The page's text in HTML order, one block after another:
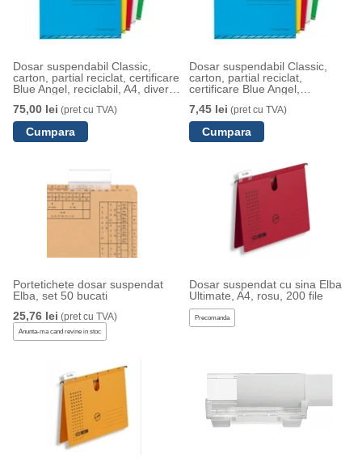
Dosar suspendabil Classic,
carton, partial reciclat, certificare
Blue Angel, reciclabil, A4, diverse
75,00 lei (pret cu TVA)
Dosar suspendabil Classic,
carton, partial reciclat,
certificare Blue Angel,
7,45 lei (pret cu TVA)
Portetichete dosar suspendat
Elba, set 50 bucati
25,76 lei (pret cu TVA)
Anunta-ma cand revine in stoc
Dosar suspendat cu sina Elba
Ultimate, A4, rosu, 200 file
Precomanda